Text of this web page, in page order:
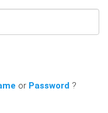
or Password ?